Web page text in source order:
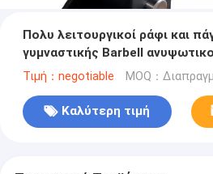
Πολυ λειτουργικοί ράφι και
γυμναστικής Barbell
Τιμή：negotiable MOQ：
Καλύτερη τιμή